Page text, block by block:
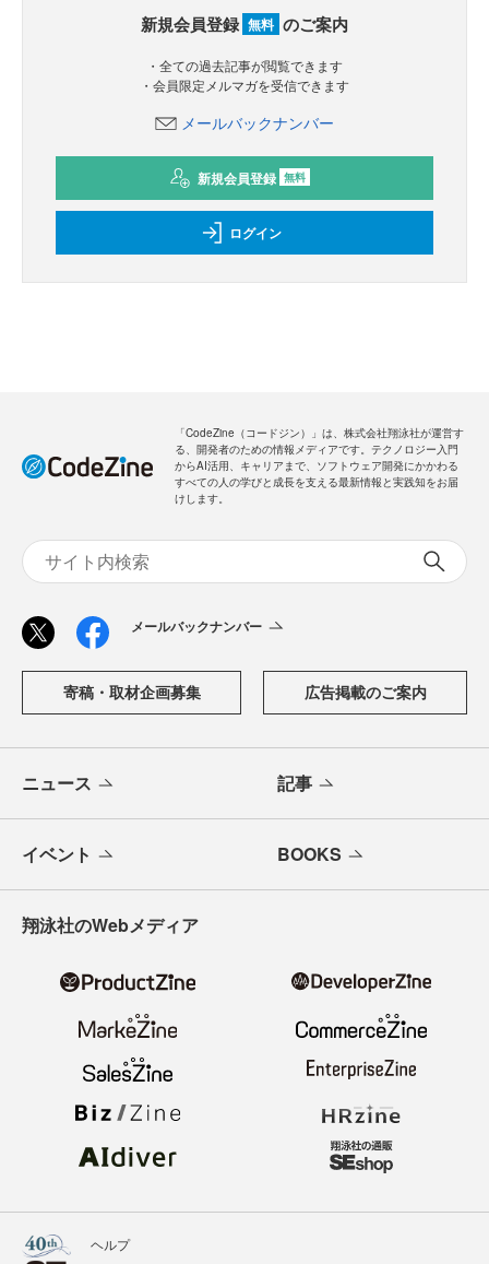
新規会員登録 無料 のご案内
・全ての過去記事が閲覧できます
・会員限定メルマガを受信できます
メールバックナンバー
新規会員登録 無料
ログイン
「CodeZine（コードジン）」は、株式会社翔泳社が運営す
る、開発者のための情報メディアです。テクノロジー入門
からAI活用、キャリアまで、ソフトウェア開発にかかわる
すべての人の学びと成長を支える最新情報と実践知をお届
けします。
メールバックナンバー
寄稿・取材企画募集 広告掲載のご案内
ニュース 記事
イベント BOOKS
翔泳社のWebメディア
ヘルプ